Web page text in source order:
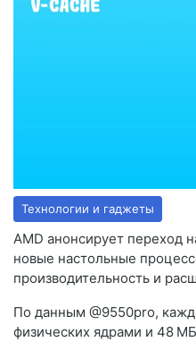
Технологии и гаджеты
AMD анонсирует переход
новые настольные
производительность и
По данным @9550pro,
физических ядрами и 48